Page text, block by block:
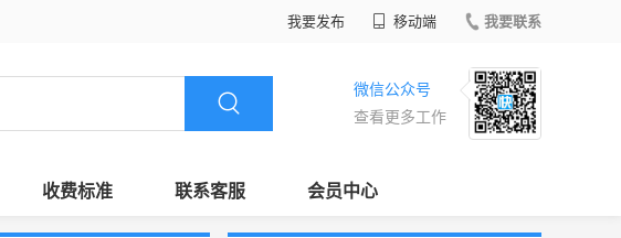
我要发布 移动端 我要联系
微信公众号
查看更多工作
收费标准 联系客服 会员中心